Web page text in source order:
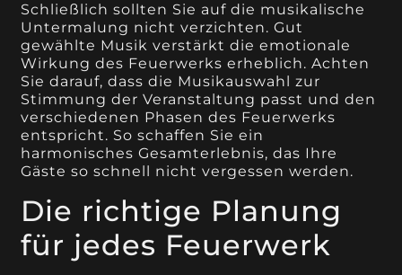
Schließlich sollten Sie auf die musikalische
Untermalung nicht verzichten. Gut
gewählte Musik verstärkt die emotionale
Wirkung des Feuerwerks erheblich. Achten
Sie darauf, dass die Musikauswahl zur
Stimmung der Veranstaltung passt und den
verschiedenen Phasen des Feuerwerks
entspricht. So schaffen Sie ein
harmonisches Gesamterlebnis, das Ihre
Gäste so schnell nicht vergessen werden.
Die richtige Planung
für jedes Feuerwerk